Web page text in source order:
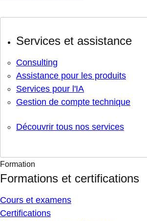
Services et assistance
Consulting
Assistance pour les produits
Services pour l'IA
Gestion de compte technique
Découvrir tous nos services
Formation
Formations et certifications
Cours et examens
Certifications